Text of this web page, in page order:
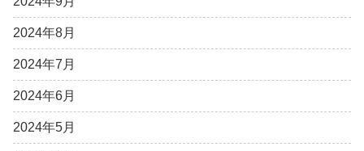
2024年8月
2024年7月
2024年6月
2024年5月